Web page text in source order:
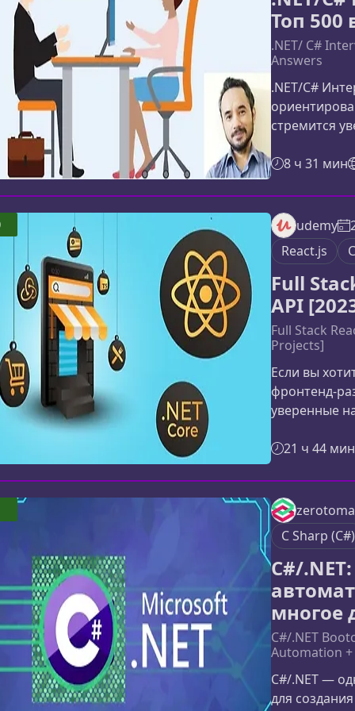
Топ 500
.NET/ C#
Answers
.NET/C#
стремится
и ответов,
.NET,
получите на
чтобы вы
понимать
8 ч 31 мин
udemy
React.js
Full
API
Full Stack
Projects]
Если вы
уверенные
приложений
курс станет
подаётся
глубокое
собой этот
21 ч 44 мин
C Sharp (C#)
C#/
многое
C#/.NET
Automation
C#/.NET —
для